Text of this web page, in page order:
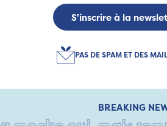
S'inscrire à la
PAS DE SPAM ET DES
BREAKING